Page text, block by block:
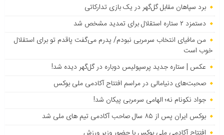
برد سپاهان مقابل گل‌گهر در یک بازی تدارکاتی
دستمزد ۲ ستاره استقلال برای تمدید مشخص شد
من مافیای انتخاب سرمربی نبودم/ پدرم می‌گفت پاقدم تو برای استقلال
خوب است
عکس | ستاره جدید پرسپولیس دوباره در گل‌گهر دیده شد!
صحبت‌های دنیامالی در مراسم افتتاح آکادمی ملی بوکس
جواد نکونام نه؛ الهامی سرمربی پیکان شد!
بوکس ایران پس از ۸۵ سال صاحب آکادمی تیم های ملی شد